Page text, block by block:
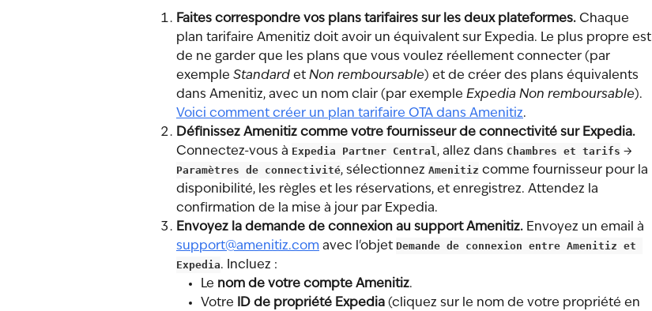
Faites correspondre vos plans tarifaires sur les deux plateformes. Chaque
plan tarifaire Amenitiz doit avoir un équivalent sur Expedia. Le plus propre est
de ne garder que les plans que vous voulez réellement connecter (par
exemple Standard et Non remboursable) et de créer des plans équivalents
dans Amenitiz, avec un nom clair (par exemple Expedia Non remboursable).
Voici comment créer un plan tarifaire OTA dans Amenitiz.
Définissez Amenitiz comme votre fournisseur de connectivité sur Expedia.
Connectez-vous à Expedia Partner Central , allez dans Chambres et tarifs →
Paramètres de connectivité, sélectionnez Amenitiz comme fournisseur pour la
disponibilité, les règles et les réservations, et enregistrez. Attendez la
confirmation de la mise à jour par Expedia.
Envoyez la demande de connexion au support Amenitiz. Envoyez un email à
support@amenitiz.com avec l'objet Demande de connexion entre Amenitiz et
Expedia. Incluez :
Le nom de votre compte Amenitiz.
Votre ID de propriété Expedia (cliquez sur le nom de votre propriété en